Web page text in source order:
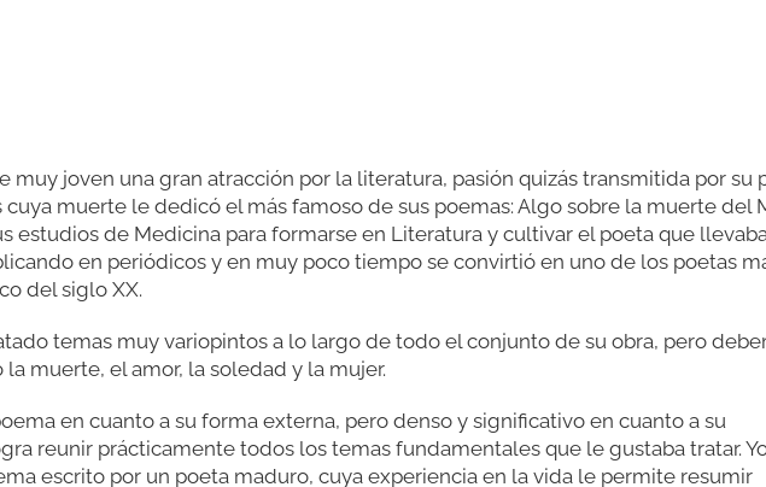
muy joven una gran atracción por la literatura, pasión quizás transmitida por su
cuya muerte le dedicó el más famoso de sus poemas: Algo sobre la muerte del
estudios de Medicina para formarse en Literatura y cultivar el poeta que llevaba
en periódicos y en muy poco tiempo se convirtió en uno de los poetas
del siglo XX.
temas muy variopintos a lo largo de todo el conjunto de su obra, pero
muerte, el amor, la soledad y la mujer.
en cuanto a su forma externa, pero denso y significativo en cuanto a su
reunir prácticamente todos los temas fundamentales que le gustaba tratar.
escrito por un poeta maduro, cuya experiencia en la vida le permite resumir